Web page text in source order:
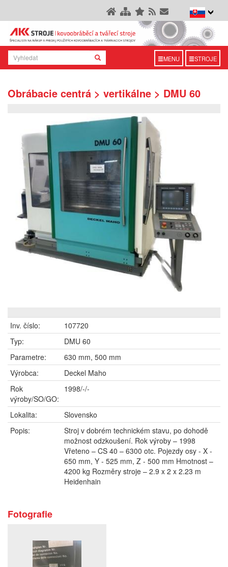
MENU STROJE
Obrábacie centrá > vertikálne > DMU 60
Inv. číslo:
107720
Typ:
DMU 60
Parametre:
630 mm, 500 mm
Výrobca:
Deckel Maho
Rok
výroby/SO/GO:
1998/-/-
Lokalita:
Slovensko
Popis:
Stroj v dobrém technickém stavu, po dohodě
možnost odzkoušení. Rok výroby – 1998
Vřeteno – CS 40 – 6300 otc. Pojezdy osy - X -
650 mm, Y - 525 mm, Z - 500 mm Hmotnost –
4200 kg Rozměry stroje – 2.9 x 2 x 2.23 m
Heidenhain
Fotografie